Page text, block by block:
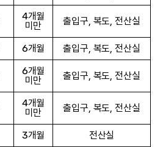
4개월
미만
출입구, 복도, 전산실
6개월 출입구, 복도, 전산실
6개월
미만
출입구, 복도, 전산실
4개월
미만
출입구, 복도, 전산실
3개월
전산실